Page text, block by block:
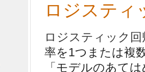
ロジスティ
ロジスティック
率を1つまたは複
「モデルのあて